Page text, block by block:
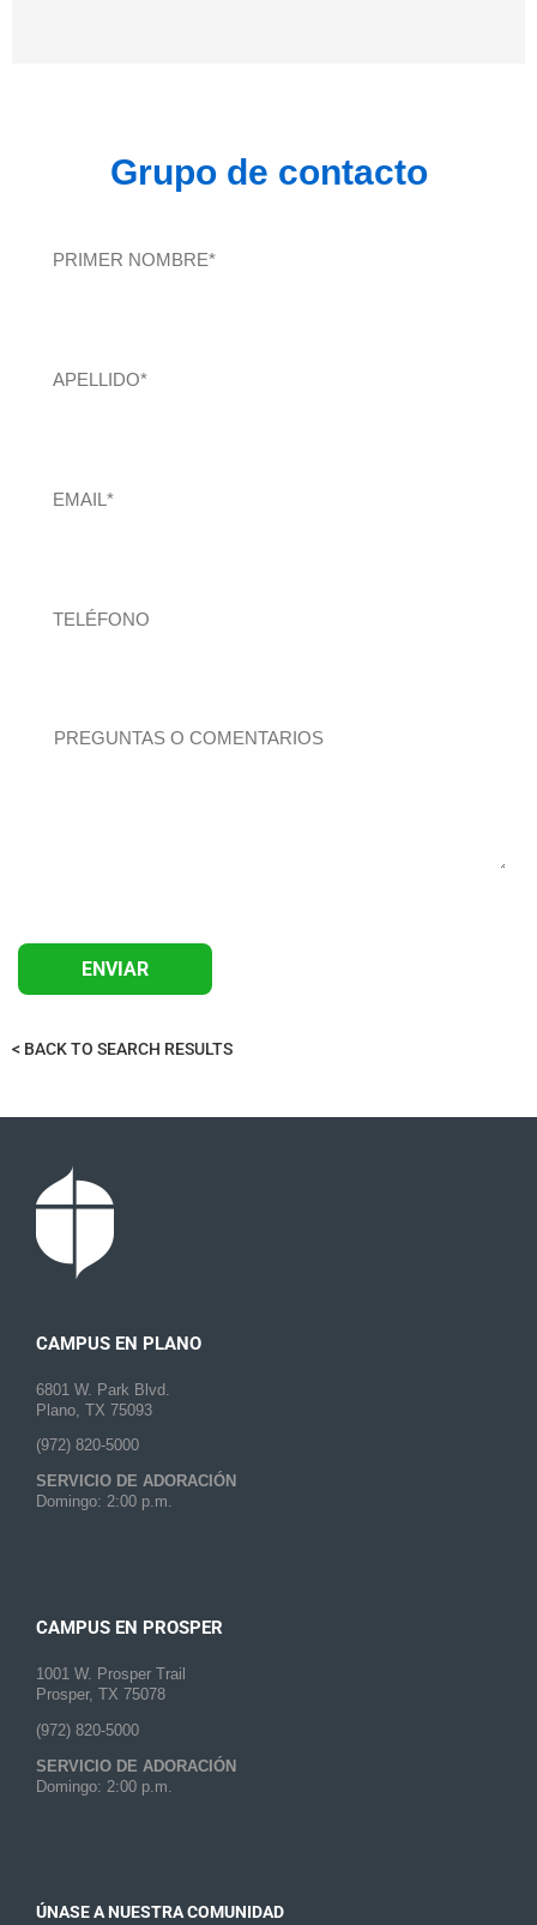
Grupo de contacto
< BACK TO SEARCH RESULTS
CAMPUS EN PLANO
6801 W. Park Blvd.
Plano, TX 75093
(972) 820-5000
SERVICIO DE ADORACIÓN
Domingo: 2:00 p.m.
CAMPUS EN PROSPER
1001 W. Prosper Trail
Prosper, TX 75078
(972) 820-5000
SERVICIO DE ADORACIÓN
Domingo: 2:00 p.m.
ÚNASE A NUESTRA COMUNIDAD